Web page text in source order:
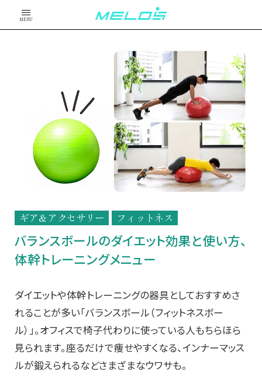
MENU
ギア＆アクセサリー フィットネス
バランスボールのダイエット効果と使い方、
体幹トレーニングメニュー
ダイエットや体幹トレーニングの器具としておすすめさ
れることが多い「バランスボール（フィットネスボー
ル）」。オフィスで椅子代わりに使っている人もちらほら
見られます。座るだけで痩せやすくなる、インナーマッス
ルが鍛えられるなどさまざまなウワサも。